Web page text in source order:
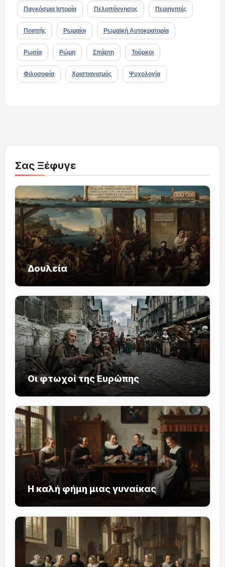
Παγκόσμια Ιστορία Πελοπόννησος Περιηγητές
Ποιητής Ρωμαίοι Ρωμαϊκή Αυτοκρατορία
Ρωσία Ρώμη Σπάρτη Τούρκοι
Φιλοσοφία Χριστιανισμός Ψυχολογία
Σας Ξέφυγε
Δουλεία
Οι φτωχοί της Ευρώπης
Η καλή φήμη μιας γυναίκας